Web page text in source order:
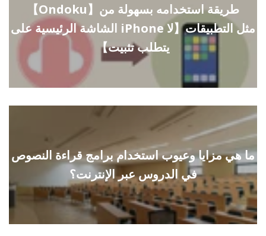
【Ondoku】طريقة استخدامه بسهولة من
الشاشة الرئيسية على iPhone مثل التطبيقات【لا
يتطلب تثبيت】
ما هي مزايا وعيوب استخدام برامج قراءة النصوص
في الدروس عبر الإنترنت؟